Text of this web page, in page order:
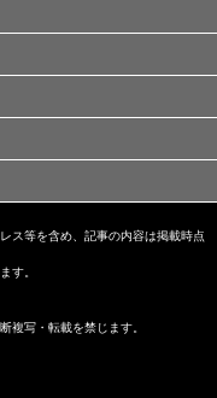
ス等を含め、記事の内容は掲載時点
す。
複写・転載を禁じます。